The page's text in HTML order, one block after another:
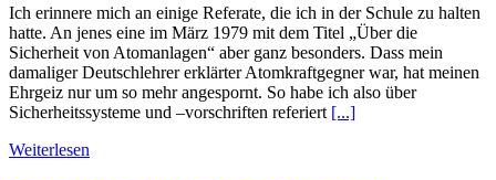
Ich erinnere mich an einige Referate, die ich in der Schule zu halten
hatte. An jenes eine im März 1979 mit dem Titel „Über die
Sicherheit von Atomanlagen“ aber ganz besonders. Dass mein
damaliger Deutschlehrer erklärter Atomkraftgegner war, hat meinen
Ehrgeiz nur um so mehr angespornt. So habe ich also über
Sicherheitssysteme und –vorschriften referiert [...]
Weiterlesen